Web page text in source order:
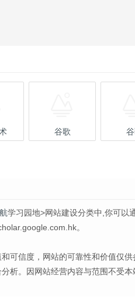
谷歌
学习园地>网站建设分类中,你可以
。
可信度，网站的可靠性和价值仅
析。因网站经营内容与范围不受